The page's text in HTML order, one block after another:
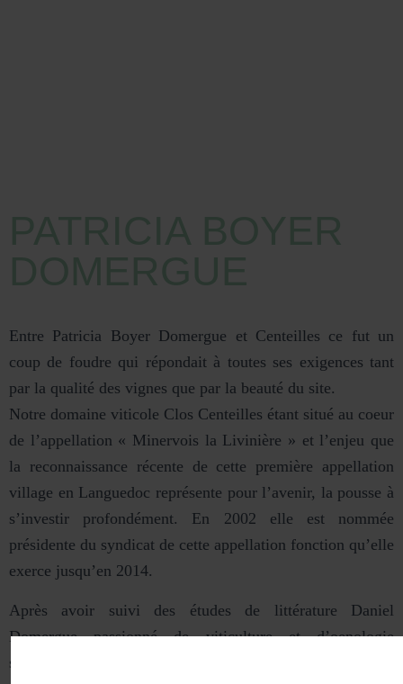
Entre Patricia Boyer Domergue et Centeilles ce fut un
coup de foudre qui répondait à toutes ses exigences tant
par la qualité des vignes que par la beauté du site.
Notre domaine viticole Clos Centeilles étant situé au coeur
de l’appellation « Minervois la Livinière » et l’enjeu que
la reconnaissance récente de cette première appellation
village en Languedoc représente pour l’avenir, la pousse à
s’investir profondément. En 2002 elle est nommée
présidente du syndicat de cette appellation fonction qu’elle
exerce jusqu’en 2014.
Après avoir suivi des études de littérature Daniel
Domergue passionné de viticulture et d’oenologie
s’installe dans le Minervois en 1975 d’abord sur la